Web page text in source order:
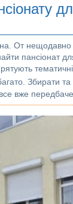
От
пансіонат
Збирати
вже